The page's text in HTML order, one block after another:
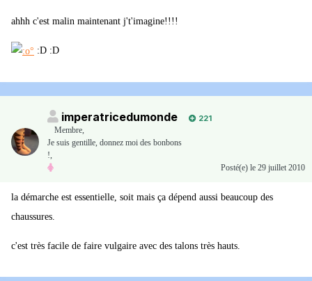
ahhh c'est malin maintenant j't'imagine!!!!
:D :D
imperatricedumonde
221
Membre,
Je suis gentille, donnez moi des bonbons
!,
Posté(e) le 29 juillet 2010
la démarche est essentielle, soit mais ça dépend aussi beaucoup des
chaussures.
c'est très facile de faire vulgaire avec des talons très hauts.